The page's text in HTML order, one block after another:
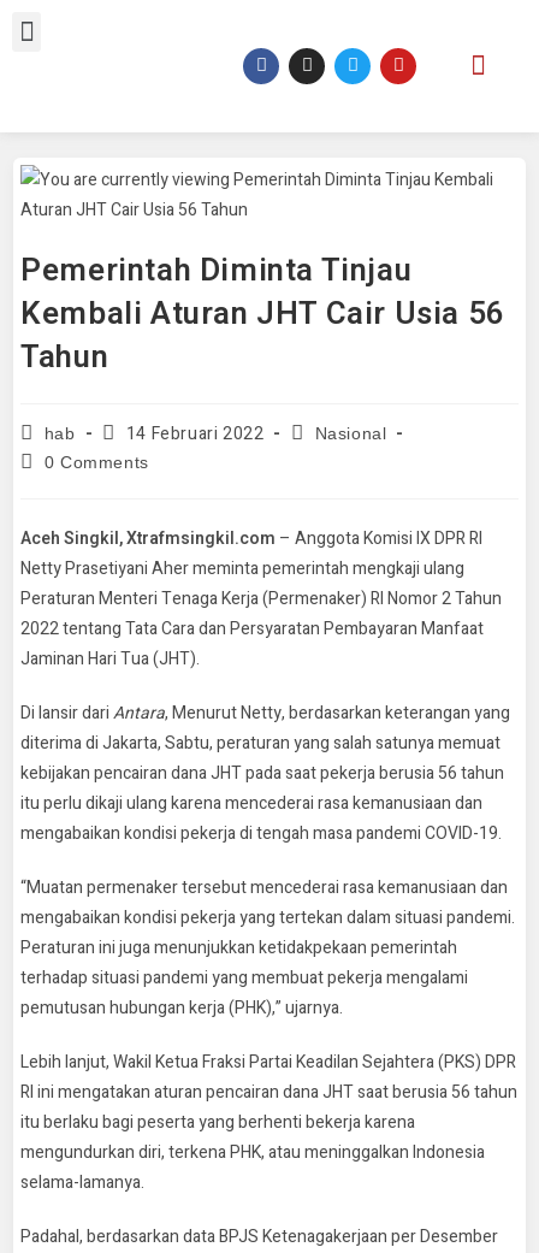
Pemerintah Diminta Tinjau
Kembali Aturan JHT Cair Usia 56
Tahun
hab 14 Februari 2022
Nasional
0 Comments
Aceh Singkil, Xtrafmsingkil.com – Anggota Komisi IX DPR RI
Netty Prasetiyani Aher meminta pemerintah mengkaji ulang
Peraturan Menteri Tenaga Kerja (Permenaker) RI Nomor 2 Tahun
2022 tentang Tata Cara dan Persyaratan Pembayaran Manfaat
Jaminan Hari Tua (JHT).
Di lansir dariAntara, Menurut Netty, berdasarkan keterangan yang
diterima di Jakarta, Sabtu, peraturan yang salah satunya memuat
kebijakan pencairan dana JHT pada saat pekerja berusia 56 tahun
itu perlu dikaji ulang karena mencederai rasa kemanusiaan dan
mengabaikan kondisi pekerja di tengah masa pandemi COVID-19.
“Muatan permenaker tersebut mencederai rasa kemanusiaan dan
mengabaikan kondisi pekerja yang tertekan dalam situasi pandemi.
Peraturan ini juga menunjukkan ketidakpekaan pemerintah
terhadap situasi pandemi yang membuat pekerja mengalami
pemutusan hubungan kerja (PHK),” ujarnya.
Lebih lanjut, Wakil Ketua Fraksi Partai Keadilan Sejahtera (PKS) DPR
RI ini mengatakan aturan pencairan dana JHT saat berusia 56 tahun
itu berlaku bagi peserta yang berhenti bekerja karena
mengundurkan diri, terkena PHK, atau meninggalkan Indonesia
selama-lamanya.
Padahal, berdasarkan data BPJS Ketenagakerjaan per Desember